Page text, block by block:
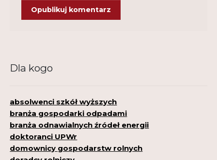
Dla kogo
absolwenci szkół wyższych
branża gospodarki odpadami
branża odnawialnych źródeł energii
doktoranci UPWr
domownicy gospodarstw rolnych